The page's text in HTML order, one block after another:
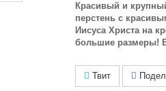
Красивый и
перстень с
Иисуса Христа на
большие размеры!
Твит